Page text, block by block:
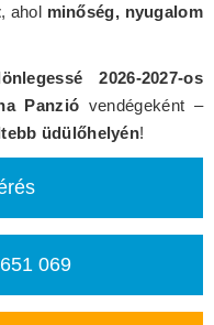
, ahol minőség, nyugalom
2026-2027-os
Panzió vendégeként –
üdülőhelyén!
069